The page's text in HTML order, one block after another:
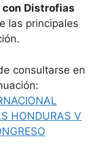
con Distrofias
las principales
consultarse en
HONDURAS V